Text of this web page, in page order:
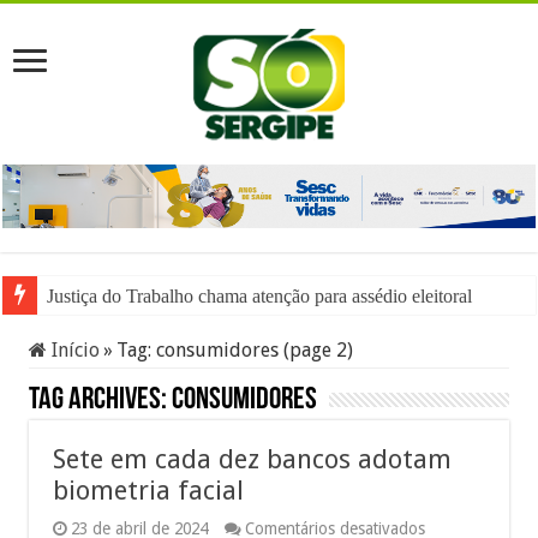
Justiça do Trabalho chama atenção para assédio eleitoral
Início » Tag:consumidores (page 2)
Tag Archives:consumidores
Sete em cada dez bancos adotam
biometria facial
23 de abril de 2024 Comentários desativadosem